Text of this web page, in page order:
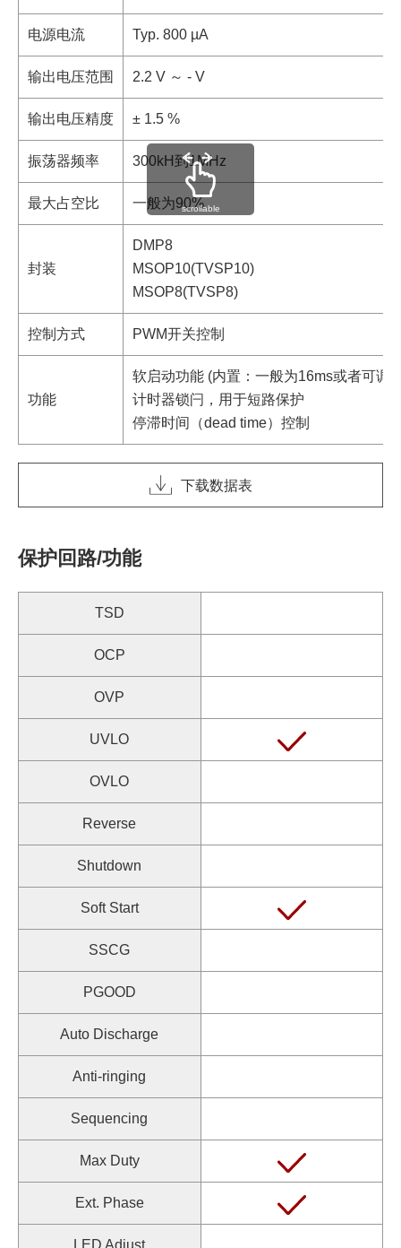
电源电流 Typ. 800 µA
输出电压范围 2.2 V ～ - V
输出电压精度 ± 1.5 %
振荡器频率 300kH到1MHz
最大占空比 一般为90%
封装
DMP8
MSOP10(TVSP10)
MSOP8(TVSP8)
控制方式 PWM开关控制
功能
软启动功能 (内置：一般为16ms或者可调
计时器锁闩，用于短路保护
停滞时间（dead time）控制
scrollable
下载数据表
保护回路/功能
TSD
OCP
OVP
UVLO
OVLO
Reverse
Shutdown
Soft Start
SSCG
PGOOD
Auto Discharge
Anti-ringing
Sequencing
Max Duty
Ext. Phase
LED Adjust